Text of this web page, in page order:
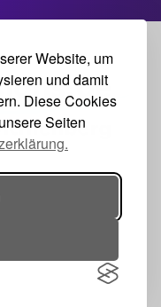
Website, um
und damit
Diese Cookies
Seiten